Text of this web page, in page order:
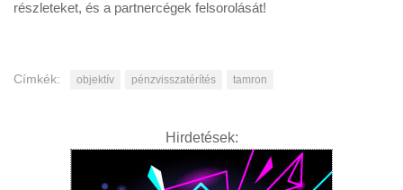
részleteket, és a partnercégek felsorolását!
Címkék: objektív pénzvisszatérítés tamron
Hirdetések: